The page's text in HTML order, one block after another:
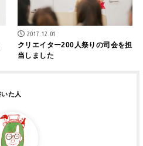
2017.12.01
クリエイター200人祭りの司会を担
当しました